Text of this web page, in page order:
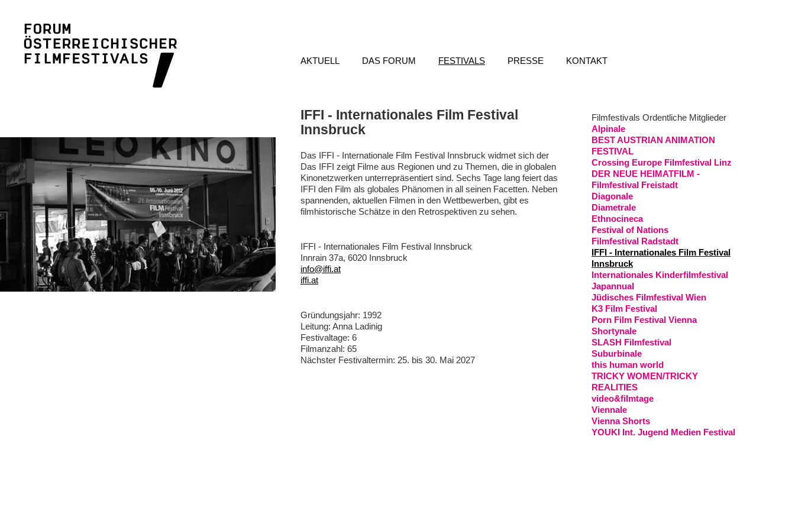
AKTUELL DAS FORUM FESTIVALS PRESSE KONTAKT
IFFI - Internationales Film Festival
Innsbruck
Das IFFI - Internationale Film Festival Innsbruck widmet sich der
Das IFFI zeigt Filme aus Regionen und zu Themen, die in globalen
Kinonetzwerken unterrepräsentiert sind. Sechs Tage lang feiert das
IFFI den Film als globales Phänomen in all seinen Facetten. Neben
spannenden, aktuellen Filmen in den Wettbewerben, gibt es
filmhistorische Schätze in den Retrospektiven zu sehen.
IFFI - Internationales Film Festival Innsbruck
Innrain 37a, 6020 Innsbruck
info@iffi.at
iffi.at
Gründungsjahr: 1992
Leitung: Anna Ladinig
Festivaltage: 6
Filmanzahl: 65
Nächster Festivaltermin: 25. bis 30. Mai 2027
Filmfestivals Ordentliche Mitglieder
Alpinale
BEST AUSTRIAN ANIMATION
FESTIVAL
Crossing Europe Filmfestival Linz
DER NEUE HEIMATFILM -
Filmfestival Freistadt
Diagonale
Diametrale
Ethnocineca
Festival of Nations
Filmfestival Radstadt
IFFI - Internationales Film Festival
Innsbruck
Internationales Kinderfilmfestival
Japannual
Jüdisches Filmfestival Wien
K3 Film Festival
Porn Film Festival Vienna
Shortynale
SLASH Filmfestival
Suburbinale
this human world
TRICKY WOMEN/TRICKY
REALITIES
video&filmtage
Viennale
Vienna Shorts
YOUKI Int. Jugend Medien Festival